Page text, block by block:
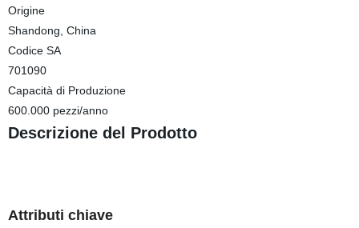
Origine
Shandong, China
Codice SA
701090
Capacità di Produzione
600.000 pezzi/anno
Descrizione del Prodotto
Attributi chiave